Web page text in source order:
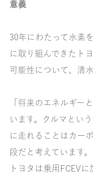
意義
30年にわたって水素
に取り組んできたト
可能性について、清
「将来のエネルギー
います。クルマとい
に走れることはカー
段だと考えています。
トヨタは乗用FCEV